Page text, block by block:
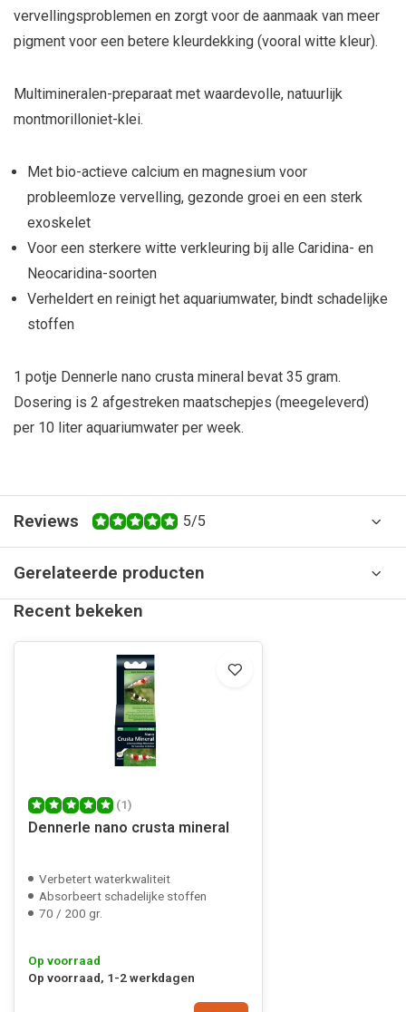
vervellingsproblemen en zorgt voor de aanmaak van meer
pigment voor een betere kleurdekking (vooral witte kleur).
Multimineralen-preparaat met waardevolle, natuurlijk
montmorilloniet-klei.
Met bio-actieve calcium en magnesium voor
probleemloze vervelling, gezonde groei en een sterk
exoskelet
Voor een sterkere witte verkleuring bij alle Caridina- en
Neocaridina-soorten
Verheldert en reinigt het aquariumwater, bindt schadelijke
stoffen
1 potje Dennerle nano crusta mineral bevat 35 gram.
Dosering is 2 afgestreken maatschepjes (meegeleverd)
per 10 liter aquariumwater per week.
Reviews 5/5
Gerelateerde producten
Recent bekeken
(1)
Dennerle nano crusta mineral
Verbetert waterkwaliteit
Absorbeert schadelijke stoffen
70 / 200 gr.
Op voorraad
Op voorraad, 1-2 werkdagen